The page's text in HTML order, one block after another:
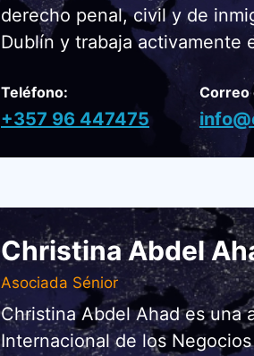
derecho penal, civil y de
Dublín y trabaja activamente
Teléfono:
+357 96 447475
Correo
Christina Abdel
Asociada Sénior
Christina Abdel Ahad es una
Internacional de los